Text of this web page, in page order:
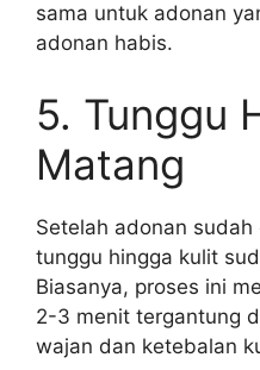
sama untuk adonan
adonan habis.
5. Tunggu
Matang
Setelah adonan
tunggu hingga kulit
Biasanya, proses ini
2-3 menit tergantung
wajan dan ketebalan